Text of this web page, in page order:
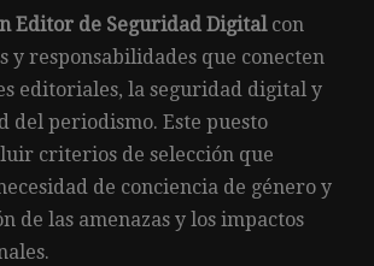
Editor de Seguridad Digitalcon
y responsabilidades que conecten
editoriales, la seguridad digital y
del periodismo. Este puesto
criterios de selección que
de conciencia de género y
de las amenazas y los impactos